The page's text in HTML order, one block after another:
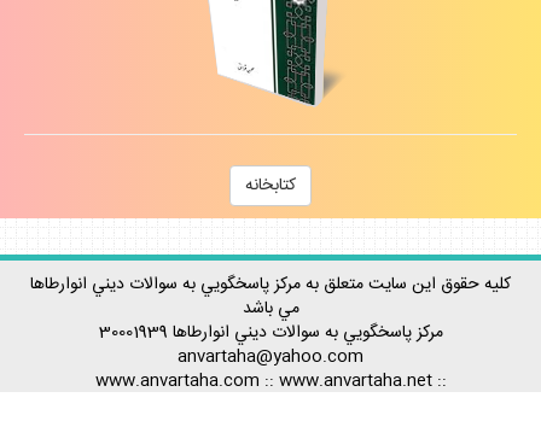
كتابخانه
كليه حقوق اين سايت متعلق به مركز پاسخگويي به سوالات ديني انوارطاها
مي باشد
مركز پاسخگويي به سوالات ديني انوارطاها 30001939
anvartaha@yahoo.com
www.anvartaha.com :: www.anvartaha.net::